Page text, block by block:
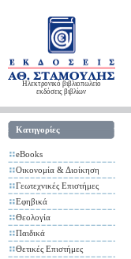
Ηλεκτρονικό βιβλιοπωλείο
εκδόσεις βιβλίων
Κατηγορίες
eBooks
Οικονομία & Διοίκηση
Γεωτεχνικές Επιστήμες
Εφηβικά
Θεολογία
Παιδικά
Θετικές Επιστήμες